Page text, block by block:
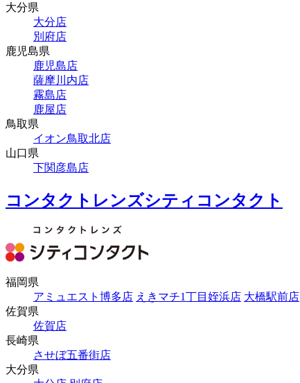
大分県
大分店
別府店
鹿児島県
鹿児島店
薩摩川内店
霧島店
鹿屋店
鳥取県
イオン鳥取北店
山口県
下関彦島店
コンタクトレンズシティコンタクト
福岡県
アミュエスト博多店 えきマチ1丁目姪浜店 大橋駅前店
佐賀県
佐賀店
長崎県
させぼ五番街店
大分県